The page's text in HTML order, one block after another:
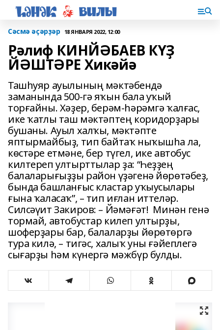
Сәсмә әҫәрҙәр 18 ЯНВАРЯ 2022, 12:00
Рәлиф КИНЙӘБАЕВ КҮҘ
ЙӘШТӘРЕ Хикәйә
Ташһуяр ауылының мәктәбендә
заманында 500-гә яҡын бала уҡый
торғайны. Хәҙер, берәм-һәрәмгә ҡалғас,
ике ҡатлы таш мәктәптең коридорҙары
бушаны. Ауыл халҡы, мәктәпте
яптырмайбыҙ, тип байтаҡ ныҡышһа ла,
көстәре етмәне, бер түгел, ике автобус
килтереп ултырттылар ҙа: “Һеҙҙең
балаларығыҙҙы район үҙәгенә йөрөтәбеҙ,
бында башланғыс кластар уҡыусылары
ғына ҡаласаҡ”, – тип иғлан иттеләр.
Силсәүит Закиров: – Йәмәғәт! Минән генә
тормай, автобустар килеп ултырҙы,
шоферҙары бар, балаларҙы йөрөтөргә
тура килә, – тигәс, халыҡ уны ғәйеплегә
сығарҙы һәм күнергә мәжбүр булды.